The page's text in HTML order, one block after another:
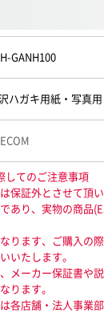
GANH100
ハガキ用紙・写真
してのご注意事項
証外とさせて頂い
あり、実物の商品
ります、ご購入の
いたします。
メーカー保証書や
ります。
各店舗・法人事業